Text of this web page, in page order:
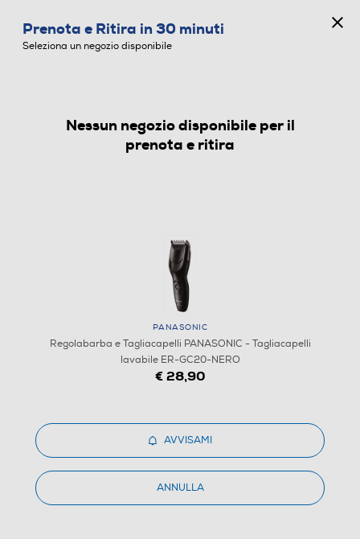
REGOLABARBA E TAGLIACAPELLI
Prenota e Ritira in 30 minuti
Seleziona un negozio disponibile
Nessun negozio disponibile per il
prenota e ritira
PANASONIC
Regolabarba e Tagliacapelli PANASONIC - Tagliacapelli
lavabile ER-GC20-NERO
€ 28,90
AVVISAMI
ANNULLA